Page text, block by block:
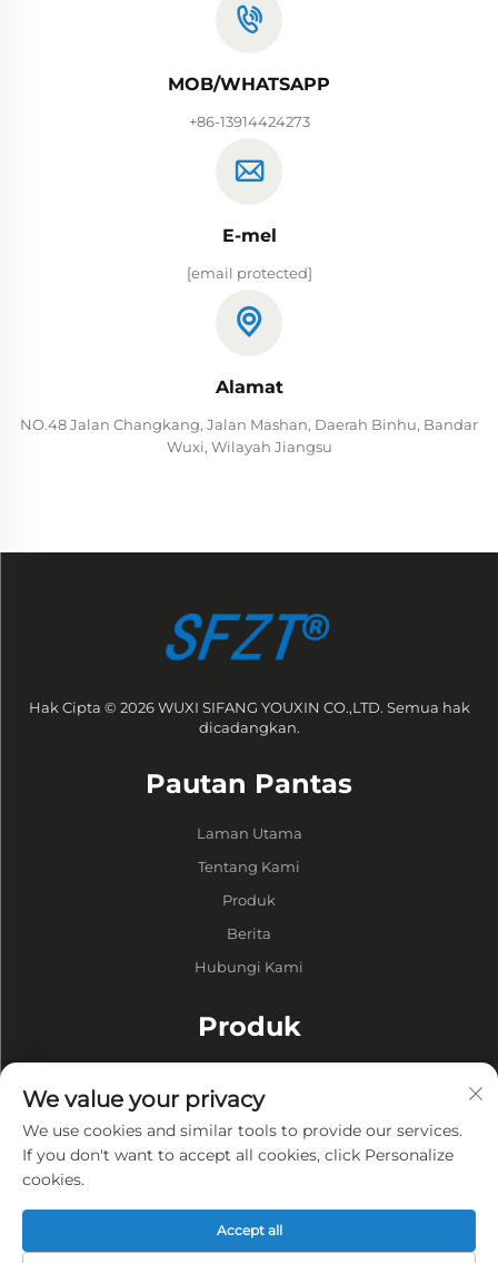
MOB/WHATSAPP
+86-13914424273
E-mel
[email protected]
Alamat
NO.48 Jalan Changkang, Jalan Mashan, Daerah Binhu, Bandar
Wuxi, Wilayah Jiangsu
Hak Cipta © 2026 WUXI SIFANG YOUXIN CO.,LTD. Semua hak
dicadangkan.
Pautan Pantas
Laman Utama
Tentang Kami
Produk
Berita
Hubungi Kami
Produk
Pumpa Vakuum
Privasi
Dasar Privasi
We value your privacy
We use cookies and similar tools to provide our services.
If you don't want to accept all cookies, click Personalize
cookies.
Accept all